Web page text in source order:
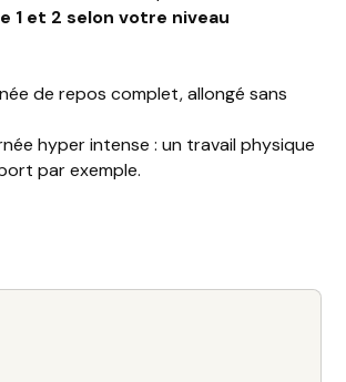
1 et 2 selon votre niveau
de repos complet, allongé sans
hyper intense : un travail physique
par exemple.